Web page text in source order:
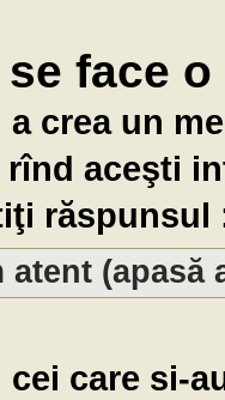
face
a crea un
aceşti
răspunsul
atent (apasă
cei care si-